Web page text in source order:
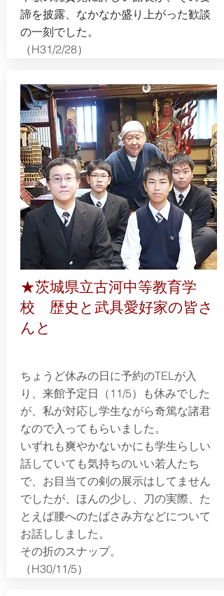
諦を披露、なかなか盛り上がった歓談
の一刻でした。
​（H31/2/28）
★茨城県立古河中等教育学
校 歴史と武具愛好家の皆さ
んと
ちょうど休みの日に予約のTELが入
り、来館予定日（11/5）も休みでした
が、私が対応し学生ながら奇篤な諸君
なので入ってもらいました。
いずれも爽やかないかにも学生らしい
話していても気持ちのいい若人たち
で、お目当ての剣の展示はしてません
でしたが、ほんの少し、刀の実際、た
とえば腰へのたばさみ方などについて
お話ししました。
その折のスナップ。
​（H30/11/5）